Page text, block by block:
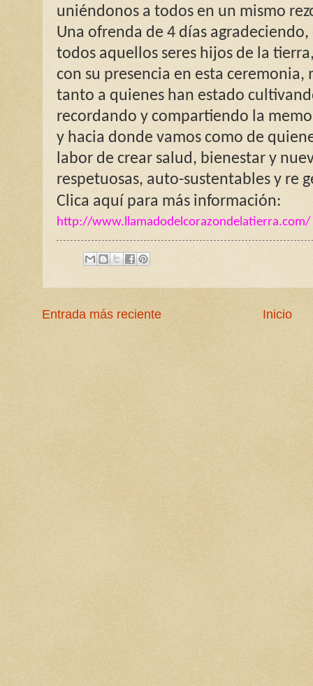
uniéndonos a todos en un mismo
Una ofrenda de 4 días
todos aquellos seres hijos de la
con su presencia en esta ceremonia,
tanto a quienes han estado
recordando y compartiendo la
y hacia donde vamos como de
labor de crear salud, bienestar y
respetuosas, auto-sustentables y re
Clica aquí para más información:
http://www.llamadodelcorazondelatierra.com/
Entrada más reciente Inicio